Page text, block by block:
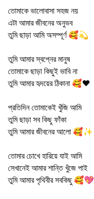
তোমাকে ভালোবাসা সহজ নয়
এটা আমার জীবনের অনুভব
তুমি ছাড়া আমি অসম্পূর্ণ 🥰💫
তুমি আমার স্বপ্নের মানুষ
তোমাকে ছাড়া কিছুই ভাবি না
তুমি আমার হৃদয়ের ঠিকানা 🥰❤️
প্রতিদিন তোমাকেই খুঁজি আমি
তুমি ছাড়া সব কিছু ফাঁকা
তুমি আমার জীবনের আলো 🥰✨
তোমার চোখে হারিয়ে যাই আমি
সেখানেই আমার শান্তি খুঁজে পাই
তুমি আমার পৃথিবীর সবকিছু 🥰💖